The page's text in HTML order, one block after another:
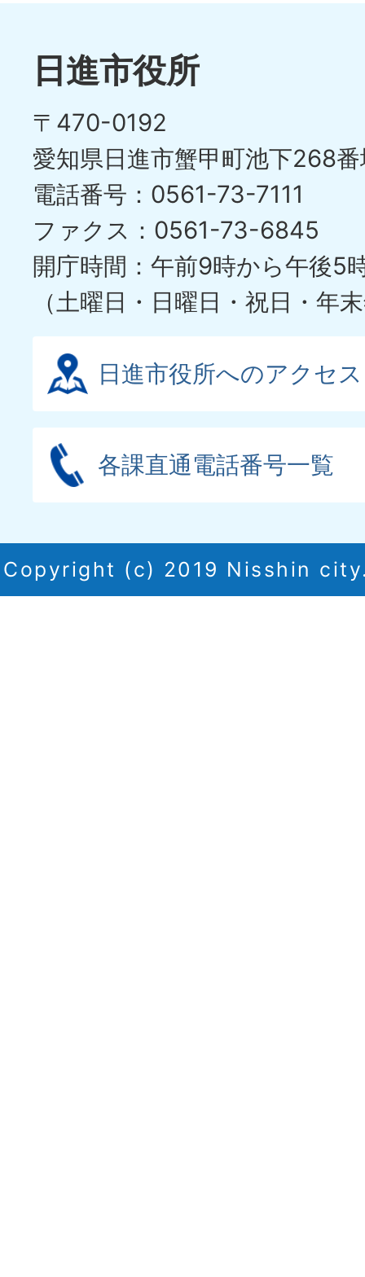
日進市役所
〒470-0192
愛知県日進市蟹甲町池下268
電話番号：0561-73-7111
ファクス：0561-73-6845
開庁時間：午前9時から午後5
（土曜日・日曜日・祝日・年
日進市役所へのアクセス
各課直通電話番号一覧
Copyright (c) 2019 Nisshin